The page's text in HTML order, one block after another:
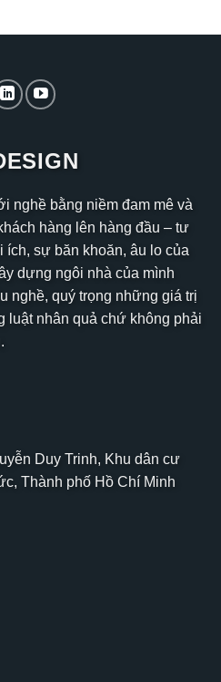
nghề bằng niềm đam mê và
hàng lên hàng đầu – tư
sự băn khoăn, âu lo của
dựng ngôi nhà của mình
nghề, quý trọng những giá trị
luật nhân quả chứ không phải
Duy Trinh, Khu dân cư
Thành phố Hồ Chí Minh